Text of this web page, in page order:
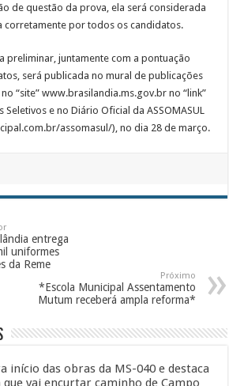
de questão da prova, ela será considerada
corretamente por todos os candidatos.
preliminar, juntamente com a pontuação
será publicada no mural de publicações
“site” www.brasilandia.ms.gov.br no “link”
Seletivos e no Diário Oficial da ASSOMASUL
assomasul/), no dia 28 de março.
entrega
uniformes
da Reme
Próximo
*Escola Municipal Assentamento
Mutum receberá ampla reforma*
início das obras da MS-040 e destaca
vai encurtar caminho de Campo